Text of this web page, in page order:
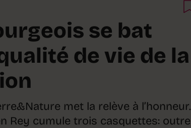
se bat
de vie de la
met la relève à l’honneur.
Rey cumule trois casquettes: outre